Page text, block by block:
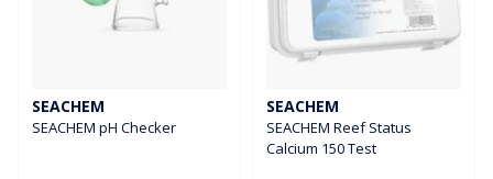
SEACHEM
SEACHEM pH Checker
SEACHEM
SEACHEM Reef Status
Calcium 150 Test